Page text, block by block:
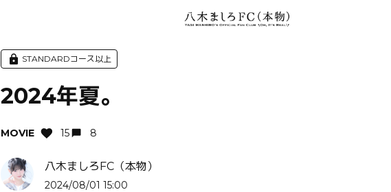
STANDARDコース以上
2024年夏。
MOVIE 15 8
八木ましろFC（本物）
2024/08/01 15:00